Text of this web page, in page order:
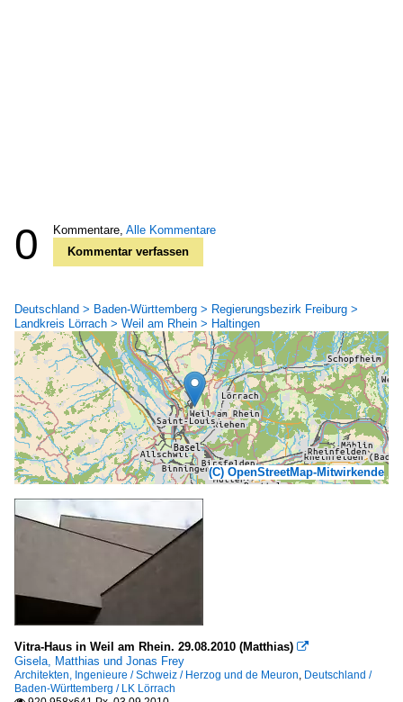
0 Kommentare, Alle Kommentare
Kommentar verfassen
Deutschland > Baden-Württemberg > Regierungsbezirk Freiburg >
Landkreis Lörrach > Weil am Rhein > Haltingen
(C) OpenStreetMap-Mitwirkende
Vitra-Haus in Weil am Rhein. 29.08.2010 (Matthias) 
Gisela, Matthias und Jonas Frey
Architekten, Ingenieure / Schweiz / Herzog und de Meuron Deutschland /
Baden-Württemberg / LK Lörrach